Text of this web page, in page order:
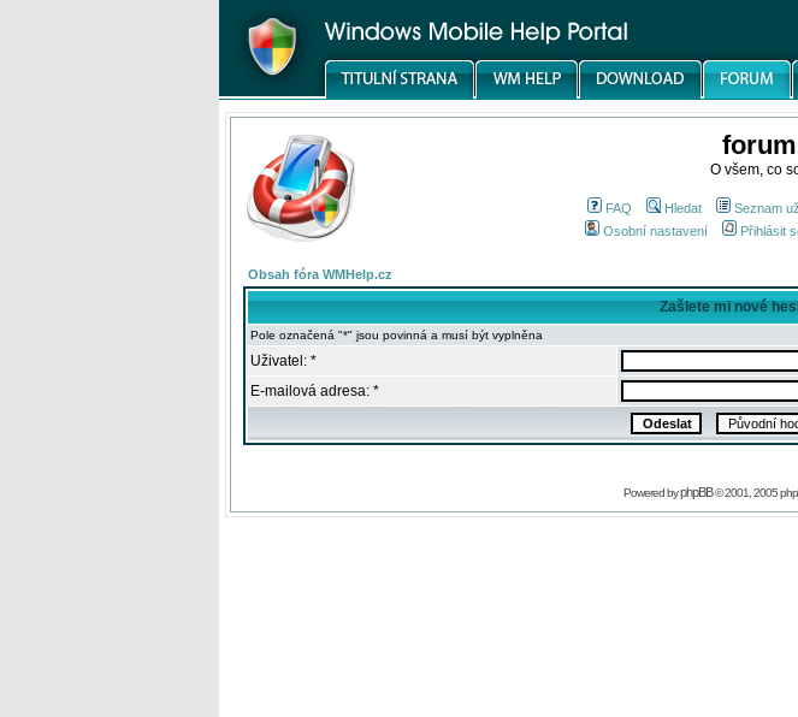
O všem, co
FAQ Hledat Seznam
Osobní nastavení
Přihlásit
Obsah fóra WMHelp.cz
Zašlete mi nové
Pole označená "*" jsou povinná a musí být vyplněna
Uživatel: *
E-mailová adresa: *
Powered byphpBB© 2001, 2005